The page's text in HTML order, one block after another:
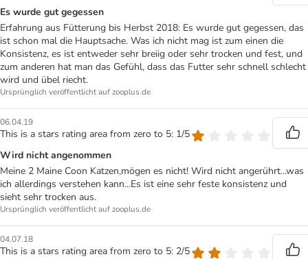
Es wurde gut gegessen
Erfahrung aus Fütterung bis Herbst 2018: Es wurde gut gegessen, das
ist schon mal die Hauptsache. Was ich nicht mag ist zum einen die
Konsistenz, es ist entweder sehr breiig oder sehr trocken und fest, und
zum anderen hat man das Gefühl, dass das Futter sehr schnell schlecht
wird und übel riecht.
Ursprünglich veröffentlicht auf zooplus.de
06.04.19
This is a stars rating area from zero to 5: 1/5
Wird nicht angenommen
Meine 2 Maine Coon Katzen,mögen es nicht! Wird nicht angerührt...was
ich allerdings verstehen kann...Es ist eine sehr feste konsistenz und
sieht sehr trocken aus.
Ursprünglich veröffentlicht auf zooplus.de
04.07.18
This is a stars rating area from zero to 5: 2/5